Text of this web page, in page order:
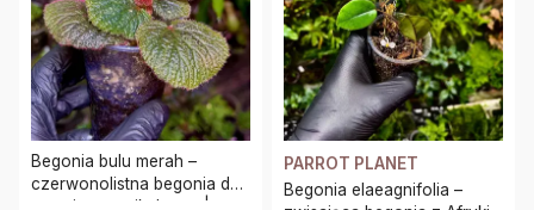
Begonia bulu merah –
czerwonolistna begonia do
PARROT PLANET
Begonia elaeagnifolia –